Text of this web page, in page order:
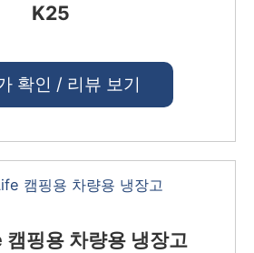
K25
확인 / 리뷰 보기
핑용 차량용 냉장고